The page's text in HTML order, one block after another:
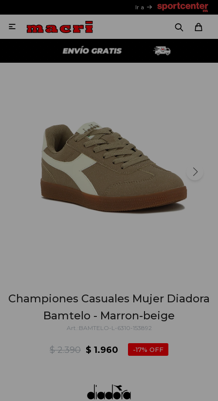
Ir a

Championes Casuales Mujer Diadora
Bamtelo - Marron-beige
BAMTELO-L-6310-153892
$ 1.960
$ 2.390 17